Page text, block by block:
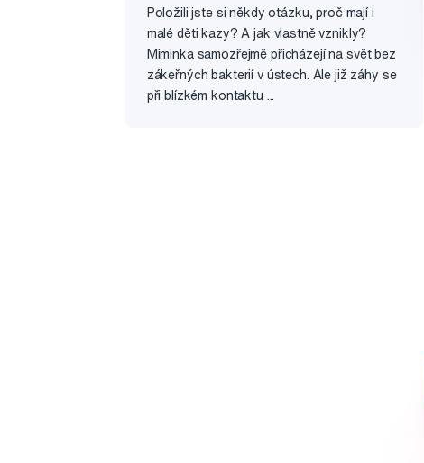
Položili jste si někdy otázku, proč mají i
malé děti kazy? A jak vlastně vznikly?
Miminka samozřejmě přicházejí na svět bez
zákeřných bakterií v ústech. Ale již záhy se
při blízkém kontaktu ...